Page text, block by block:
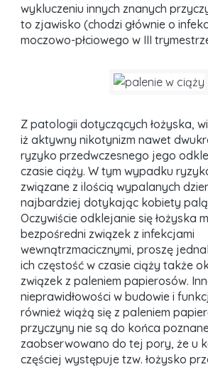
wykluczeniu innych znanych
to zjawisko (chodzi głównie o
moczowo-płciowego w III
Z patologii dotyczących łożyska,
iż aktywny nikotynizm nawet
ryzyko przedwczesnego jego
czasie ciąży. W tym wypadku
związane z ilością wypalanych
najbardziej dotykając kobiety
Oczywiście odklejanie się łożyska
bezpośredni związek z infekcjami
wewnątrzmacicznymi, proszę
ich częstość w czasie ciąży także
związek z paleniem papierosów.
nieprawidłowości w budowie i
również wiążą się z paleniem
przyczyny nie są do końca
zaobserwowano do tej pory, że u
częściej występuje tzw. łożysko